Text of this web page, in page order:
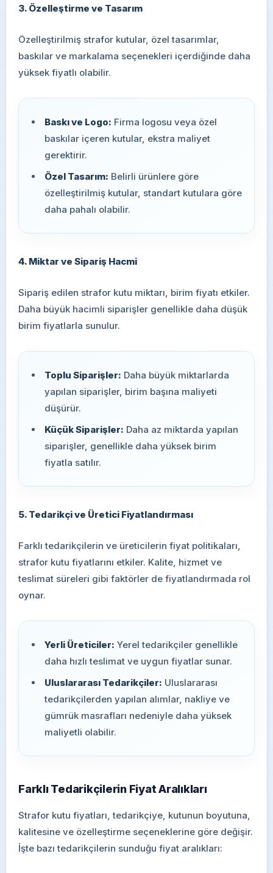
3. Özelleştirme ve Tasarım
Özelleştirilmiş strafor kutular, özel tasarımlar,
baskılar ve markalama seçenekleri içerdiğinde daha
yüksek fiyatlı olabilir.
Baskı ve Logo: Firma logosu veya özel
baskılar içeren kutular, ekstra maliyet
gerektirir.
Özel Tasarım: Belirli ürünlere göre
özelleştirilmiş kutular, standart kutulara göre
daha pahalı olabilir.
4. Miktar ve Sipariş Hacmi
Sipariş edilen strafor kutu miktarı, birim fiyatı etkiler.
Daha büyük hacimli siparişler genellikle daha düşük
birim fiyatlarla sunulur.
Toplu Siparişler: Daha büyük miktarlarda
yapılan siparişler, birim başına maliyeti
düşürür.
Küçük Siparişler: Daha az miktarda yapılan
siparişler, genellikle daha yüksek birim
fiyatla satılır.
5. Tedarikçi ve Üretici Fiyatlandırması
Farklı tedarikçilerin ve üreticilerin fiyat politikaları,
strafor kutu fiyatlarını etkiler. Kalite, hizmet ve
teslimat süreleri gibi faktörler de fiyatlandırmada rol
oynar.
Yerli Üreticiler: Yerel tedarikçiler genellikle
daha hızlı teslimat ve uygun fiyatlar sunar.
Uluslararası Tedarikçiler: Uluslararası
tedarikçilerden yapılan alımlar, nakliye ve
gümrük masrafları nedeniyle daha yüksek
maliyetli olabilir.
Farklı Tedarikçilerin Fiyat Aralıkları
Strafor kutu fiyatları, tedarikçiye, kutunun boyutuna,
kalitesine ve özelleştirme seçeneklerine göre değişir.
İşte bazı tedarikçilerin sunduğu fiyat aralıkları: